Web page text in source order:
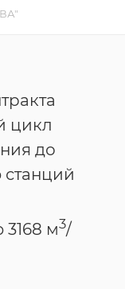
цикл
до
станций
3168 м3/